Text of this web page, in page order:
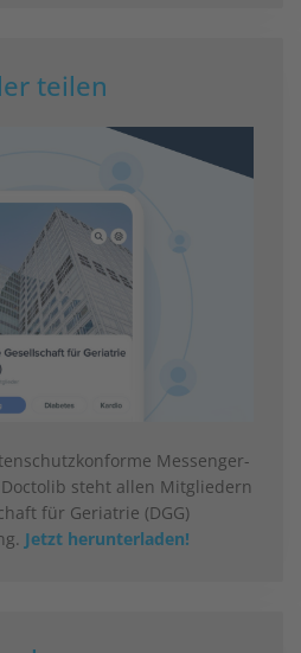
teilen
Messenger-
steht allen Mitgliedern
für Geriatrie (DGG)
Jetzt herunterladen!